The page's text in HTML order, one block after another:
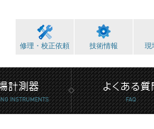
修理・校正依頼 技術情報 現